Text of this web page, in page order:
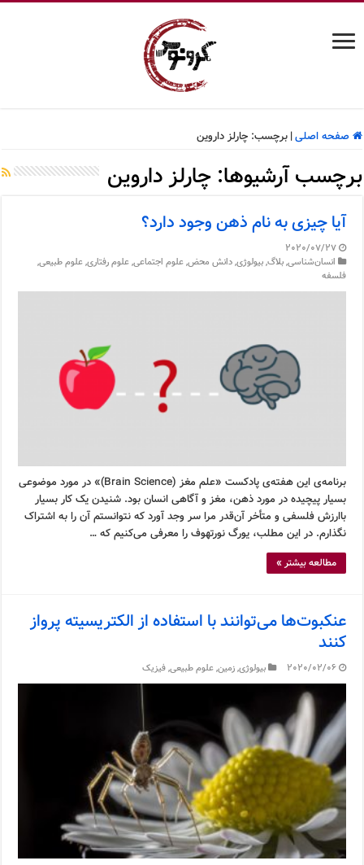
صفحه اصلی| برچسب:چارلز داروین
برچسب آرشیوها:چارلز داروین
آیا چیزی به نام ذهن وجود دارد؟
2020/07/27
انسان‌شناسی,بلاگ,بیولوژی,دانش محض,علوم اجتماعی,علوم رفتاری,علوم طبیعی,
فلسفه
برنامه‌ی این هفته‌ی پادکست «علم مغز (Brain Science)» در مورد موضوعی
بسیار پیچیده در مورد ذهن، مغز و آگاهی انسان بود. شنیدن یک کار بسیار
باارزش فلسفی و متأخر آن‌قدر مرا سر وجد آورد که نتوانستم آن را به اشتراک
نگذارم. در این مطلب، یورگ نورتهوف را معرفی می‌کنیم که …
مطالعه بیشتر »
عنکبوت‌ها می‌توانند با استفاده از الکتریسیته پرواز
کنند
2020/02/06 بیولوژی,زمین,علوم طبیعی,فیزیک